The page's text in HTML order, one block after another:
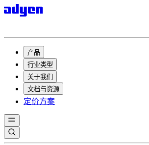
产品
行业类型
关于我们
文档与资源
定价方案